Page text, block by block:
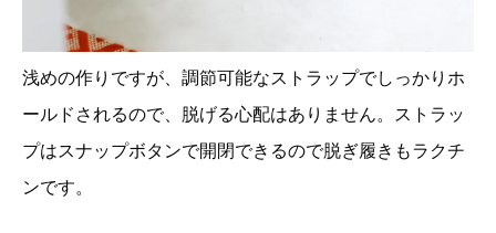
浅めの作りですが、調節可能なストラップでしっかりホ
ールドされるので、脱げる心配はありません。ストラッ
プはスナップボタンで開閉できるので脱ぎ履きもラクチ
ンです。